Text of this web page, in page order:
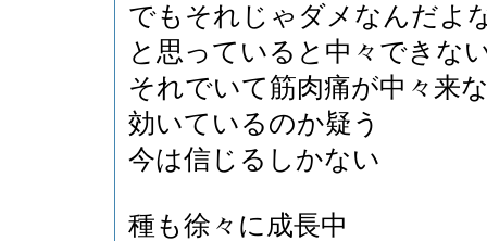
でもそれじゃダメなんだよ
と思っていると中々できな
それでいて筋肉痛が中々来
効いているのか疑う
今は信じるしかない
種も徐々に成長中